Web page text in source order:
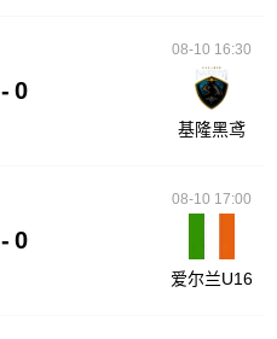
- 0
08-10 16:30
基隆黑鸢
- 0
08-10 17:00
爱尔兰U16